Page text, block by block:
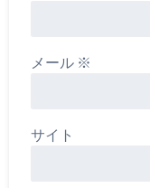
メール ※
サイト